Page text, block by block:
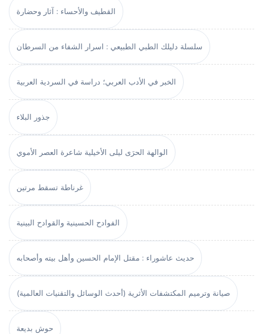
القطيف والأحساء : آثار وحضارة
سلسلة دليلك الطبي الطبيعي : اسرار الشفاء من السرطان
الخبر في الأدب العربي؛ دراسة في السردية العربية
جذور البلاء
الوالهة الحرَى ليلى الأخيلية شاعرة العصر الأموي
غرناطة تسقط مرتين
الفوادح الحسينية والقوادح البينية
حديث عاشوراء : مقتل الإمام الحسين وأهل بيته وأصحابه
صيانة وترميم المكتشفات الأثرية (أحدث الوسائل والتقنيات العالمية)
حوش بديعة